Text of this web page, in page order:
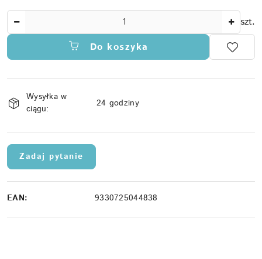
szt.
Do koszyka
i
dostawa
Wysyłka w
ciągu:
24 godziny
Zadaj pytanie
EAN: 9330725044838